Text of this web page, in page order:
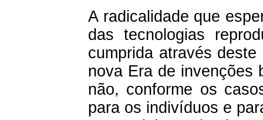
A radicalidade que
das tecnologias
cumprida através
nova Era de invenções
não, conforme os
para os indivíduos e